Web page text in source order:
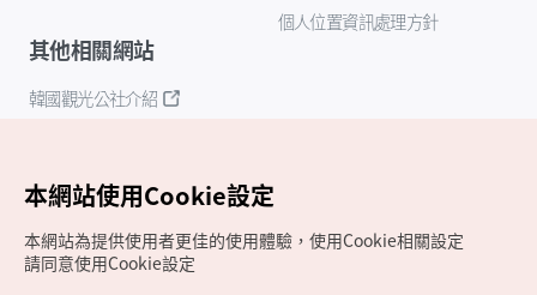
個人位置資訊處理方針
其他相關網站
韓國觀光公社介紹
本網站使用Cookie設定
本網站為提供使用者更佳的使用體驗，使用Cookie相關設定
請同意使用Cookie設定